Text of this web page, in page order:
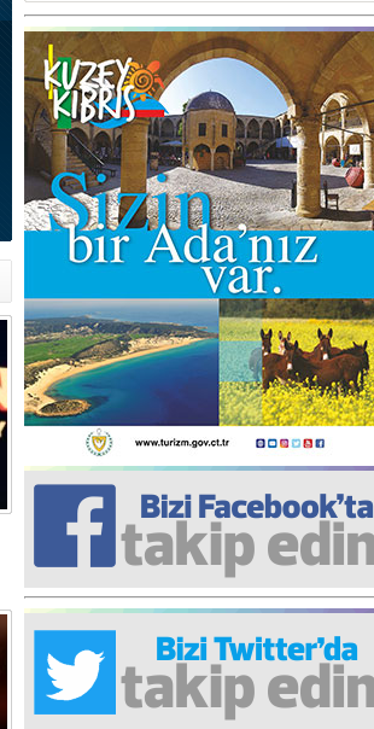
işler!
Arif Alasya
2015 SONRASI VE AKINCI.
Fatma Baysal
SURLAR İÇİ’NDE KOLAYDIR ÖLMEK
Ediz TUNCEL
Göz göre göre…
Taner ULUTAŞ
İnşallah St. Lois ile Hakkaido
Adası gibi olmayız !...
Ali KİŞMİR
FIRSAT VE KORKU
Turgut ÇALICI
İki Lakırdı da benden!
Yrd. Doç. Ercan HOŞKARA
Yatırım Yapmazsan Var Olamazsın:
Hedefteki Kurum Kıb-Tek
Rana Sarro
Başıma gelen skandal olayı